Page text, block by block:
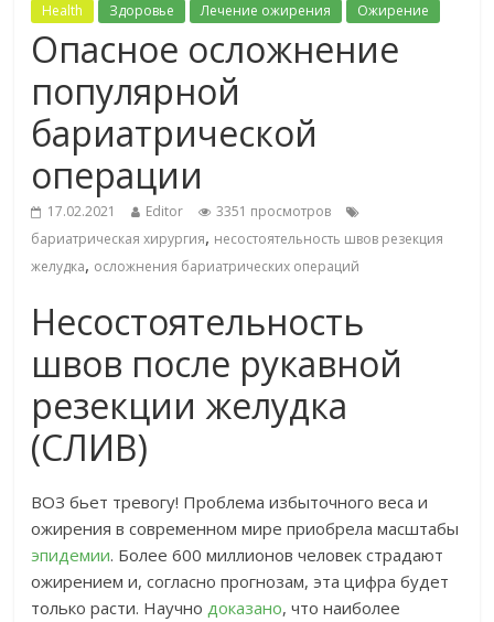
Health Здоровье Лечение ожирения Ожирение
Опасное осложнение
популярной
бариатрической
операции
17.02.2021 Editor
3351 просмотров
бариатрическая хирургия, несостоятельность швов резекция
желудка, осложнения бариатрических операций
Несостоятельность
швов после рукавной
резекции желудка
(СЛИВ)
ВОЗ бьет тревогу! Проблема избыточного веса и
ожирения в современном мире приобрела масштабы
эпидемии. Более 600 миллионов человек страдают
ожирением и, согласно прогнозам, эта цифра будет
только расти. Научнодоказано, что наиболее